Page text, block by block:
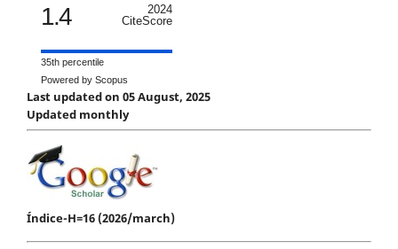
1.4
2024
CiteScore
35th percentile
Powered by Scopus
Last updated on 05 August, 2025
Updated monthly
Índice-H=16 (2026/march)